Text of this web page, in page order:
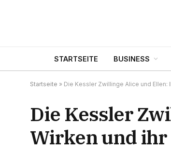
STARTSEITE BUSINESS
Startseite » Die Kessler Zwillinge Alice und
Die Kessler
Wirken und